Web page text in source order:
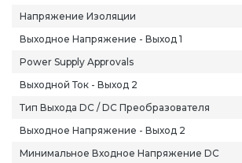
Напряжение Изоляции
Выходное Напряжение - Выход 1
Power Supply Approvals
Выходной Ток - Выход 2
Тип Выхода DC / DC Преобразователя
Выходное Напряжение - Выход 2
Минимальное Входное Напряжение DC